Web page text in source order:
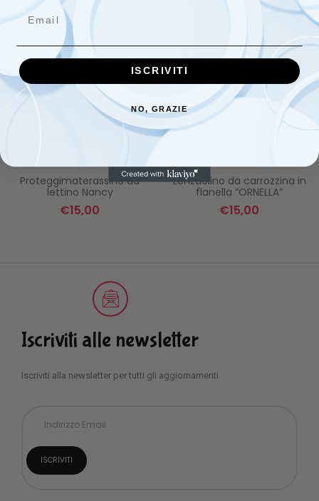
Proteggimaterassino da
lettino Nancy
€15,00
Lenzuolino da carrozzina in
flanella ”ORNELLA”
€15,00
Iscriviti alle newsletter
Iscriviti alla newsletter per tutti gli aggiornamenti
ISCRIVITI
NO, GRAZIE